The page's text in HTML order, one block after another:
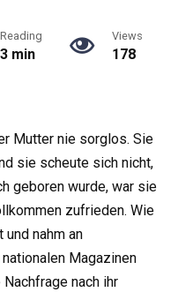
Reading
3 min
Views
178
Mutter nie sorglos. Sie
sie scheute sich nicht,
geboren wurde, war sie
zufrieden. Wie
nahm an
Magazinen
nach ihr